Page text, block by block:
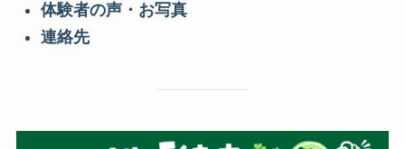
体験者の声・お写真
連絡先